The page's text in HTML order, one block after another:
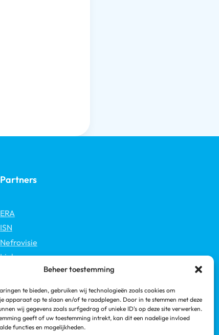
Beheer toestemming
te bieden, gebruiken wij technologieën zoals cookies om
apparaat op te slaan en/of te raadplegen. Door in te stemmen met deze
wij gegevens zoals surfgedrag of unieke ID's op deze site verwerken.
geeft of uw toestemming intrekt, kan dit een nadelige invloed
functies en mogelijkheden.
Partners
ERA
ISN
Nefrovisie
Links
Nieren.nl
Nierstichting